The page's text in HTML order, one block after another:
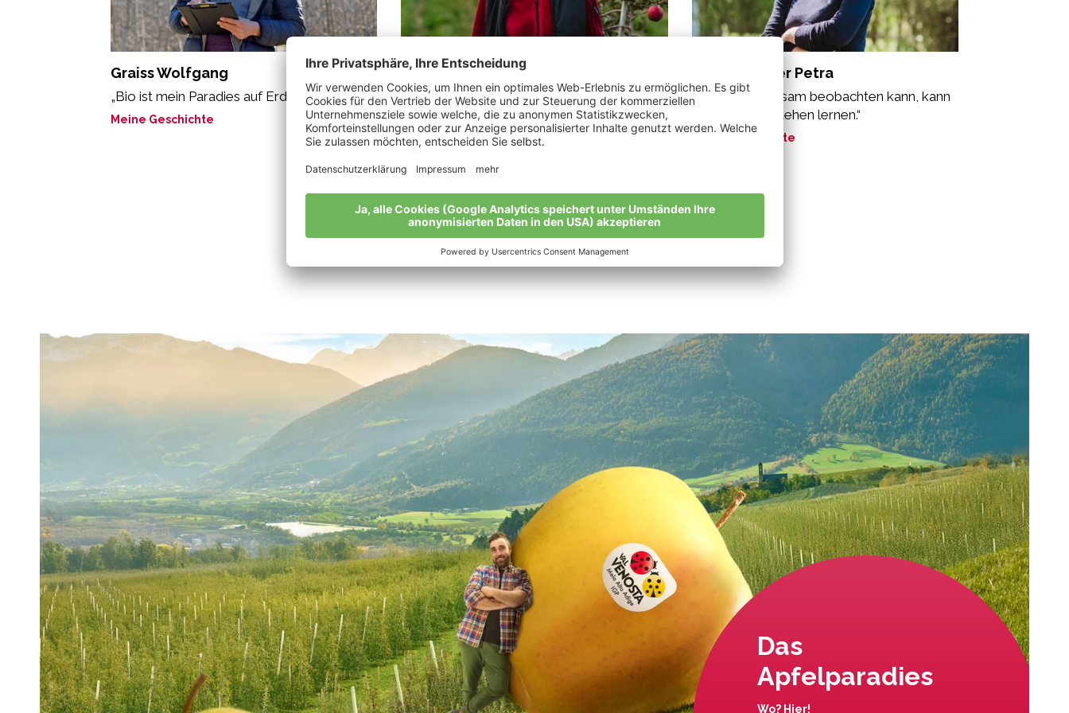
Graiss Wolfgang
„Bio ist mein Paradies auf Erden.“
Meine Geschichte
Tappeiner Veronika
„Man muss nicht Konditor sein, um süß zu
leben.“
Meine Geschichte
Klammsteiner Petra
„Was man langsam beobachten kann, kann
man auch verstehen lernen.“
Meine Geschichte
Alle Bio-Bauern im Überblick
Das
Apfelparadies
Wo? Hier!